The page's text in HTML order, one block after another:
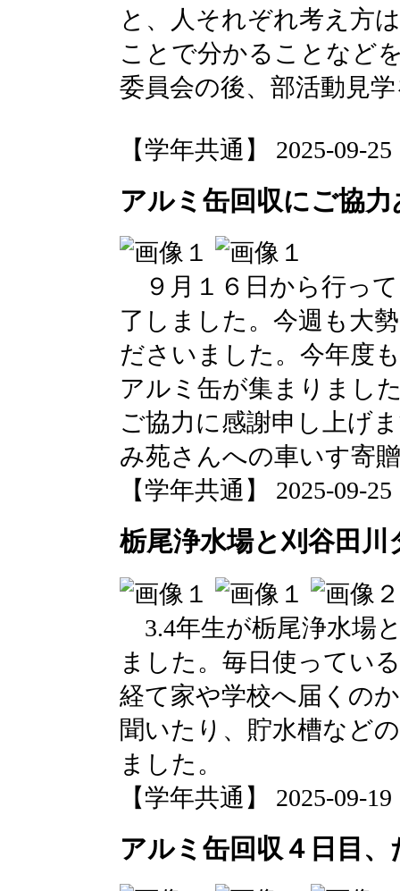
と、人それぞれ考え方
ことで分かることなど
委員会の後、部活動見
【学年共通】 2025-09-
アルミ缶回収にご協
９月１６日から行っ
了しました。今週も大
ださいました。今年度
アルミ缶が集まりまし
ご協力に感謝申し上げ
み苑さんへの車いす寄
【学年共通】 2025-09-
栃尾浄水場と刈谷田川
3.4年生が栃尾浄水場
ました。毎日使ってい
経て家や学校へ届くの
聞いたり、貯水槽など
ました。
【学年共通】 2025-09-
アルミ缶回収４日目